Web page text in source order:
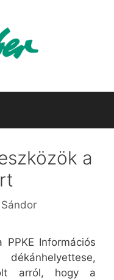
a
Információs
arról, hogy a